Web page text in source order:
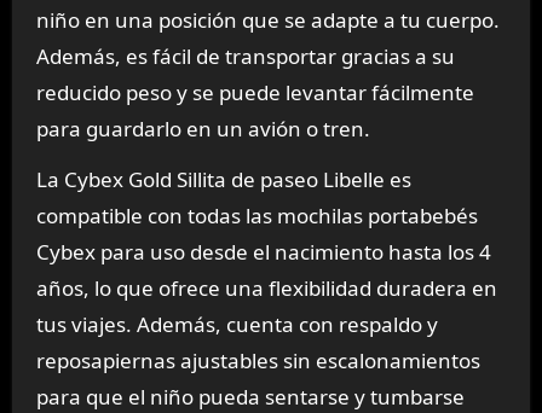
niño en una posición que se adapte a tu cuerpo.
Además, es fácil de transportar gracias a su
reducido peso y se puede levantar fácilmente
para guardarlo en un avión o tren.
La Cybex Gold Sillita de paseo Libelle es
compatible con todas las mochilas portabebés
Cybex para uso desde el nacimiento hasta los 4
años, lo que ofrece una flexibilidad duradera en
tus viajes. Además, cuenta con respaldo y
reposapiernas ajustables sin escalonamientos
para que el niño pueda sentarse y tumbarse